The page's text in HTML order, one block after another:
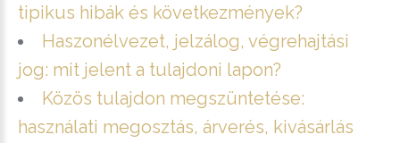
tipikus hibák és következmények?
Haszonélvezet, jelzálog, végrehajtási
jog: mit jelent a tulajdoni lapon?
Közös tulajdon megszüntetése:
használati megosztás, árverés, kivásárlás